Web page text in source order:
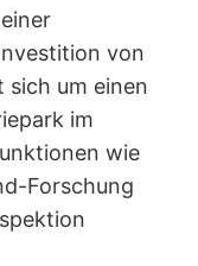
von
sich um einen
im
wie
Forschung